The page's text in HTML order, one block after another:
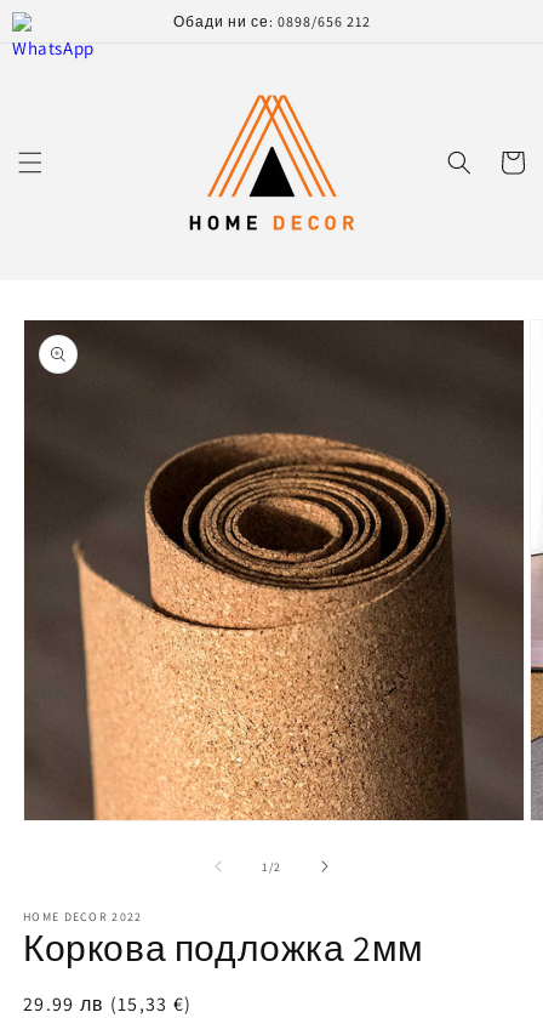
към
съдържанието
Обади ни се: 0898/656 212
Прескочи към
информацията
за продукта
модален
елемент
1 /от2
HOME DECOR 2022
Коркова подложка 2мм
Обичайна
29.99 лв (15,33 €)